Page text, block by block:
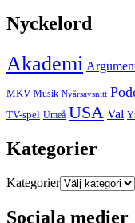
Nyckelord
Akademi
MKV Musik Nyårsavsnitt
TV-spel Umeå USA Val
Kategorier
Kategorier
Sociala medier